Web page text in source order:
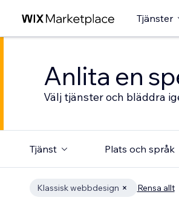
Tjänster
Anlita en
Välj tjänster och bläddra
Tjänst Plats och språk
Klassisk webbdesign Rensa allt